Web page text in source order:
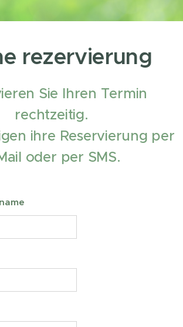
rezervierung
Sie Ihren Termin
rechtzeitig.
ihre Reservierung per
oder per SMS.